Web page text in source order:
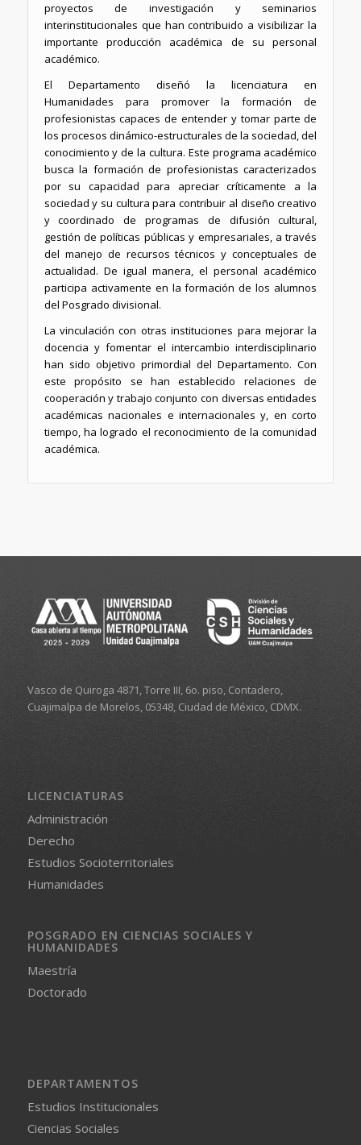
proyectos de investigación y seminarios
interinstitucionales que han contribuido a visibilizar la
importante producción académica de su personal
académico.
El Departamento diseñó la licenciatura en
Humanidades para promover la formación de
profesionistas capaces de entender y tomar parte de
los procesos dinámico-estructurales de la sociedad, del
conocimiento y de la cultura. Este programa académico
busca la formación de profesionistas caracterizados
por su capacidad para apreciar críticamente a la
sociedad y su cultura para contribuir al diseño creativo
y coordinado de programas de difusión cultural,
gestión de políticas públicas y empresariales, a través
del manejo de recursos técnicos y conceptuales de
actualidad. De igual manera, el personal académico
participa activamente en la formación de los alumnos
del Posgrado divisional.
La vinculación con otras instituciones para mejorar la
docencia y fomentar el intercambio interdisciplinario
han sido objetivo primordial del Departamento. Con
este propósito se han establecido relaciones de
cooperación y trabajo conjunto con diversas entidades
académicas nacionales e internacionales y, en corto
tiempo, ha logrado el reconocimiento de la comunidad
académica.
Vasco de Quiroga 4871, Torre III, 6o. piso, Contadero,
Cuajimalpa de Morelos, 05348, Ciudad de México, CDMX.
LICENCIATURAS
Administración
Derecho
Estudios Socioterritoriales
Humanidades
POSGRADO EN CIENCIAS SOCIALES Y
HUMANIDADES
Maestría
Doctorado
DEPARTAMENTOS
Estudios Institucionales
Ciencias Sociales